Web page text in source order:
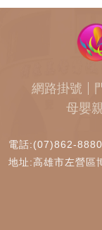
網路掛號
母嬰
電話:(07)862-8880
地址:高雄市左營區